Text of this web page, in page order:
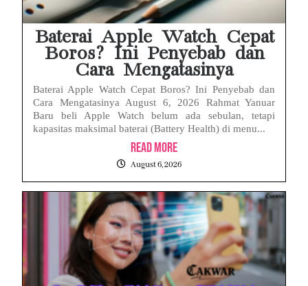
Baterai Apple Watch Cepat
Boros? Ini Penyebab dan
Cara Mengatasinya
Baterai Apple Watch Cepat Boros? Ini Penyebab dan
Cara Mengatasinya August 6, 2026 Rahmat Yanuar
Baru beli Apple Watch belum ada sebulan, tetapi
kapasitas maksimal baterai (Battery Health) di menu...
Read More
August 6, 2026